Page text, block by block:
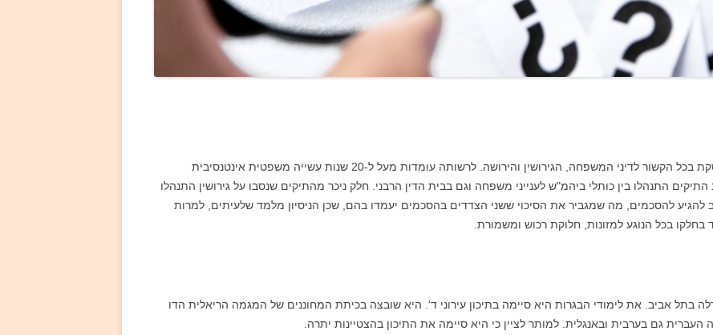
עורכת דין אודליה אלטמן היא משפטנית העוסקת בכל הקשור לדיני המשפחה, הגירושין והירושה. לרשותה עומדות מעל ל-20 שנות עשייה משפטית אינטנסיבית
של למעלה מ-2000 תיקים. רוב התיקים התנהלו בין כותלי ביהמ"ש לענייני משפחה וגם בבית הדין הרבני. חלק ניכר מהתיקים שנסבו על גירושין התנהלו
להגיע להסכמים, מה שמגביר את הסיכוי ששני הצדדים בהסכמים יעמדו בהם, שכן הניסיון מלמד שלעיתים, למרות
בכל הנוגע למזונות, חלוקת רכוש ומשמורת.
דין אודליה אלטמן הנה ילידת 1966 וגדלה בתל אביב. את לימודי הבגרות היא סיימה בתיכון עירוני ד'. היא שובצה בכיתת המחוננים של המגמה הריאלית הדו
גם בערבית ובאנגלית. למותר לציין כי היא סיימה את התיכון בהצטיינות יתרה.